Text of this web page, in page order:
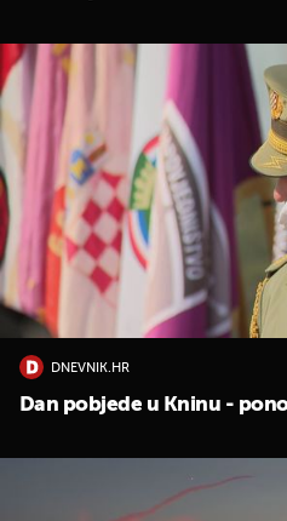
DNEVNIK.HR
Dan pobjede u Kninu -